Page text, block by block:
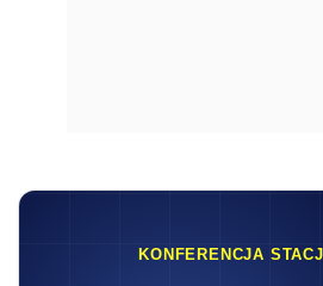
KONFERENCJA